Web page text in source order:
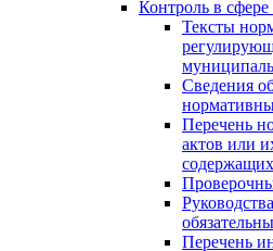
Контроль в сфере
Тексты
Сведения
Перечень
актов или
Перечень